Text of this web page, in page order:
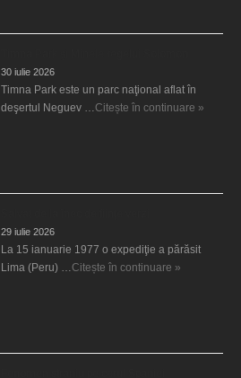
30 iulie 2026
Timna Park este un parc naţional aflat în
deşertul Neguev … Citește în continuare »
29 iulie 2026
La 15 ianuarie 1977 o expediţie a părăsit
Lima (Peru) … Citește în continuare »